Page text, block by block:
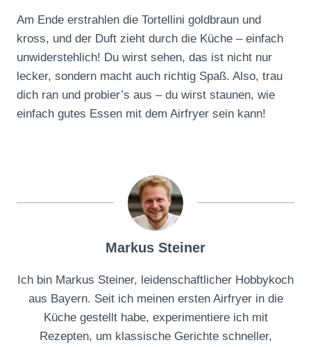
Am Ende erstrahlen die Tortellini goldbraun und
kross, und der Duft zieht durch die Küche – einfach
unwiderstehlich! Du wirst sehen, das ist nicht nur
lecker, sondern macht auch richtig Spaß. Also, trau
dich ran und probier’s aus – du wirst staunen, wie
einfach gutes Essen mit dem Airfryer sein kann!
Markus Steiner
Ich bin Markus Steiner, leidenschaftlicher Hobbykoch
aus Bayern. Seit ich meinen ersten Airfryer in die
Küche gestellt habe, experimentiere ich mit
Rezepten, um klassische Gerichte schneller,